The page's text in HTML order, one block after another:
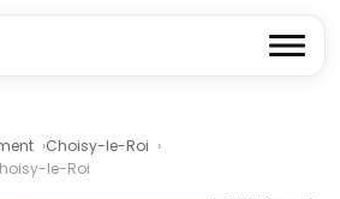
Choisy-le-Roi
le-Roi